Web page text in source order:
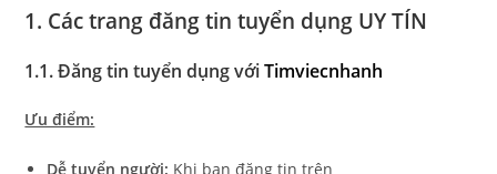
1. Các trang đăng tin tuyển dụng UY TÍN
1.1. Đăng tin tuyển dụng vớiTimviecnhanh
Ưu điểm:
Dễ tuyển người: Khi bạn đăng tin trên